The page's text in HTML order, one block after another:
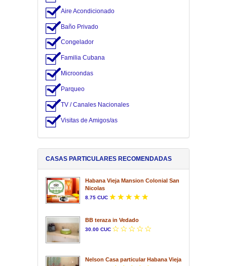
Aire Acondicionado
Baño Privado
Congelador
Familia Cubana
Microondas
Parqueo
TV / Canales Nacionales
Visitas de Amigos/as
CASAS PARTICULARES RECOMENDADAS
Habana Vieja Mansion Colonial San
Nicolas
8.75 CUC
BB teraza in Vedado
30.00 CUC
Nelson Casa particular Habana Vieja